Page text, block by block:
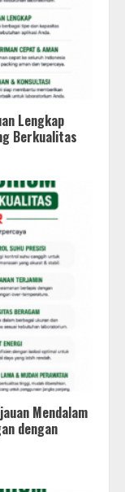
Lengkap
Berkualitas
Mendalam
dengan